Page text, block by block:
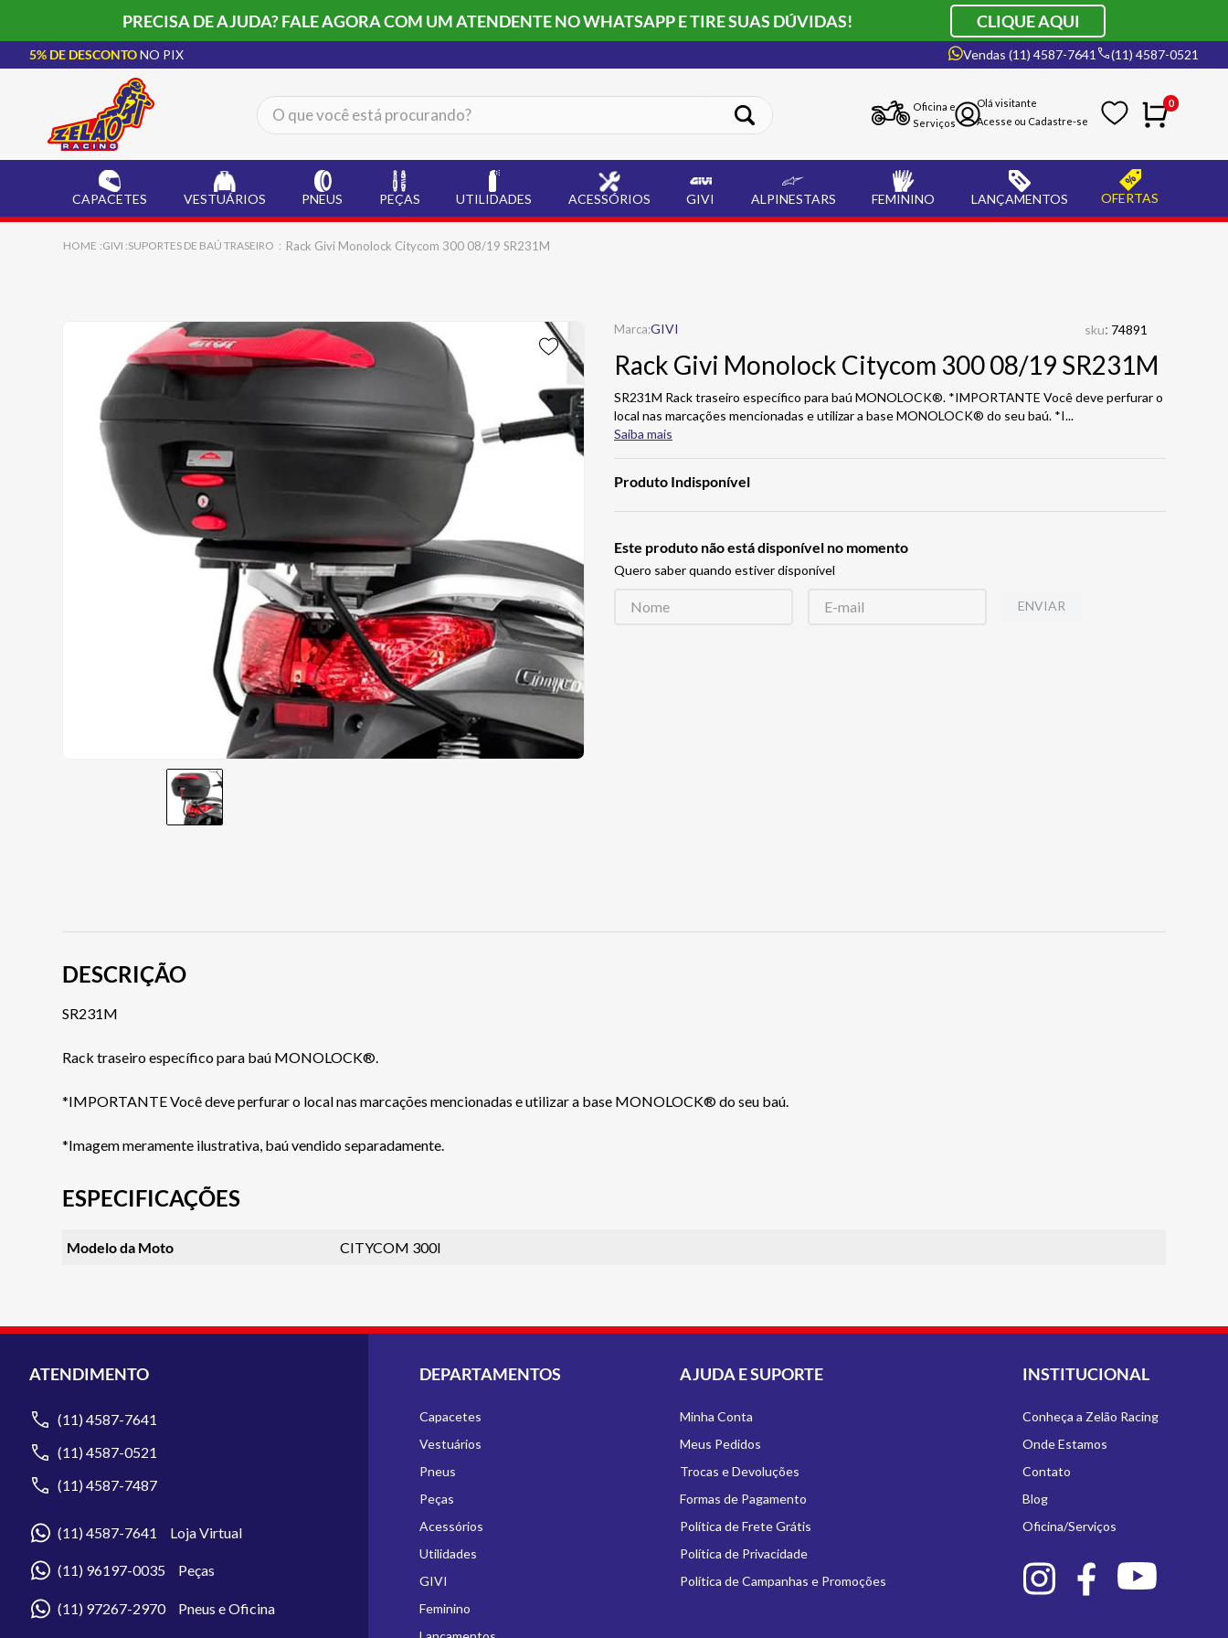
PRECISA DE AJUDA? FALE AGORA COM UM ATENDENTE NO WHATSAPP E TIRE SUAS DÚVIDAS! CLIQUE AQUI
5% DE DESCONTONO PIX Vendas (11) 4587-7641 (11) 4587-0521
O que você está procurando?
Oficina e
Serviços
0
CAPACETES VESTUÁRIOS PNEUS PEÇAS UTILIDADES ACESSÓRIOS GIVI ALPINESTARS FEMININO LANÇAMENTOS OFERTAS
GIVI SUPORTES DE BAÚ TRASEIRO Rack Givi Monolock Citycom 300 08/19 SR231M
GIVI sku: 74891
Rack Givi Monolock Citycom 300 08/19 SR231M
SR231M Rack traseiro específico para baú MONOLOCK®. *IMPORTANTE Você deve perfurar o
local nas marcações mencionadas e utilizar a base MONOLOCK® do seu baú. *I...
Saiba mais
Produto Indisponível
Este produto não está disponível no momento
Quero saber quando estiver disponível
ENVIAR
DESCRIÇÃO
SR231M
Rack traseiro específico para baú MONOLOCK®.
*IMPORTANTE Você deve perfurar o local nas marcações mencionadas e utilizar a base MONOLOCK® do seu baú.
*Imagem meramente ilustrativa, baú vendido separadamente.
ESPECIFICAÇÕES
Modelo da Moto CITYCOM 300I
ATENDIMENTO
(11) 4587-7641
(11) 4587-0521
(11) 4587-7487
(11) 4587-7641 Loja Virtual
(11) 96197-0035 Peças
(11) 97267-2970 Pneus e Oficina
DEPARTAMENTOS
Capacetes
Vestuários
Pneus
Peças
Acessórios
Utilidades
GIVI
Feminino
AJUDA E SUPORTE
Minha Conta
Meus Pedidos
Trocas e Devoluções
Formas de Pagamento
Política de Frete Grátis
Política de Privacidade
Política de Campanhas e Promoções
INSTITUCIONAL
Conheça a Zelão Racing
Onde Estamos
Contato
Blog
Oficina/Serviços
CAPACETE LS2
2º BOTA
3º JAQUETA
6º BAU
7º CALÇA
9º
10º BOTAS